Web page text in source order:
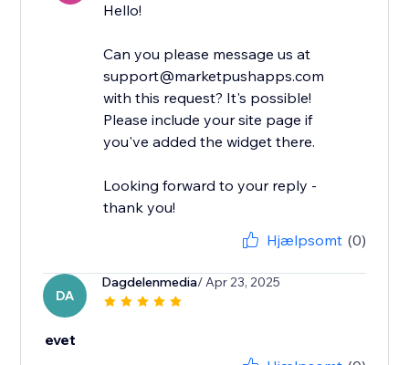
Hello!
Can you please message us at
support@marketpushapps.com
with this request? It's possible!
Please include your site page if
you've added the widget there.
Looking forward to your reply -
thank you!
Hjælpsomt (0)
DA
Dagdelenmedia/ Apr 23, 2025
evet